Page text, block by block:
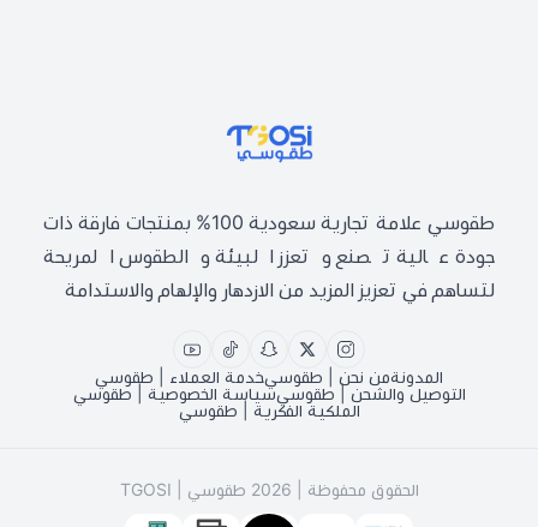
طقوسي | TGOSIطقوسي علامة تجارية سعودية 100% بمنتجات فارقة ذات
جودة عالية تصنع وتعزز البيئة والطقوس المريحة
لتساهم في تعزيز المزيد من الازدهار والإلهام والاستدامة
المدونةمن نحن | طقوسيخدمة العملاء | طقوسي
التوصيل والشحن | طقوسيسياسة الخصوصية | طقوسي
الملكية الفكرية | طقوسي
الحقوق محفوظة | 2026 طقوسي | TGOSI